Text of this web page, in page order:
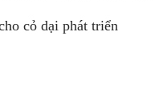
cỏ dại phát triển